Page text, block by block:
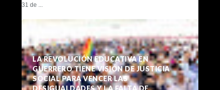
31 de ...
LA REVOLUCIÓN EDUCATIVA EN
GUERRERO TIENE VISIÓN DE JUSTICIA
SOCIAL PARA VENCER LAS
DESIGUALDADES Y LA FALTA DE